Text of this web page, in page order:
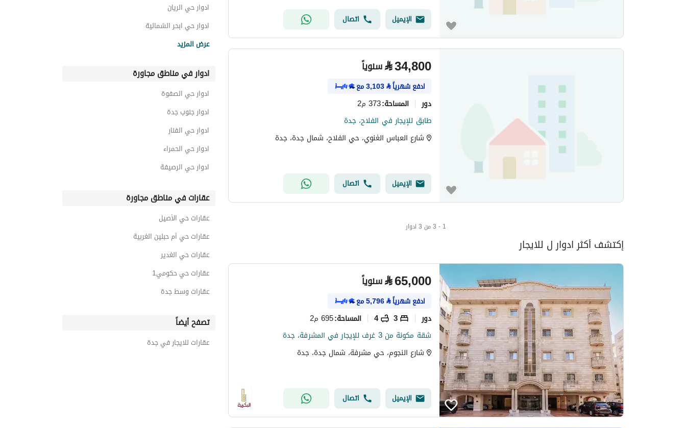
الإيميل اتصال
⃁34,800 سنوياً
ادفع شهرياً⃁
3,103مع
دور المساحة:373 م2
طابق للإيجار في الفلاح، جدة
شارع العباس الغنوي، حي الفلاح، شمال جدة، جدة
الإيميل اتصال
1 - 3 من 3 ادوار
إكتشف أكثر ادوار ل للايجار
⃁65,000 سنوياً
ادفع شهرياً⃁
5,796مع
دور 3
4 المساحة:695 م2
شقة مكونة من 3 غرف للإيجار في المشرفة، جدة
شارع النجوم، حي مشرفة، شمال جدة، جدة
الإيميل اتصال
ادوار حي الريان
ادوار حي ابحر الشمالية
ادوار حي البساتين
ادوار حي بريمان
ادوار حي الياقوت
عرض المزيد
ادوار في مناطق مجاورة
ادوار حي الصفوة
ادوار جنوب جدة
ادوار حي الفنار
ادوار حي الحمراء
ادوار حي الرصيفة
عقارات في مناطق مجاورة
عقارات حي الأصيل
عقارات حي أم حبلين الغربية
عقارات حي الغدير
عقارات حي حكومي1
عقارات وسط جدة
تصفح أيضاً
عقارات للايجار في جدة